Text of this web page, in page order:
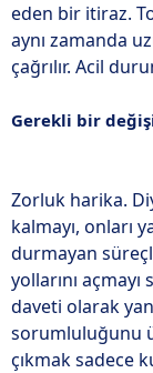
eden bir itiraz.
aynı zamanda
çağrılır. Acil
Gerekli bir
Zorluk harika.
kalmayı, onları
durmayan
yollarını
daveti olarak
sorumluluğunu
çıkmak sadece